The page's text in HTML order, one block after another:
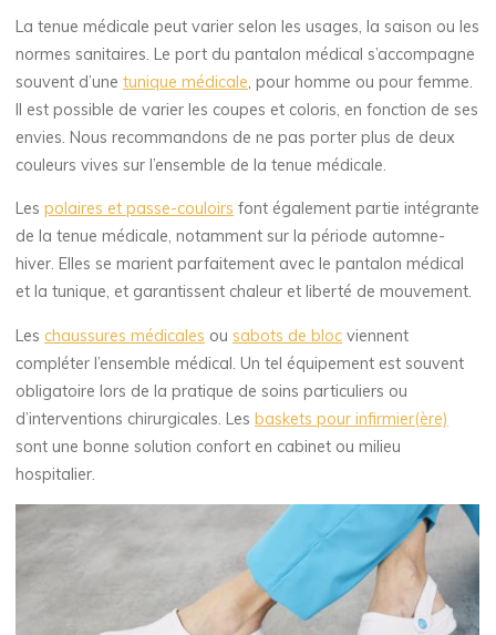
La tenue médicale peut varier selon les usages, la saison ou les
normes sanitaires. Le port du pantalon médical s’accompagne
souvent d’unetunique médicale , pour homme ou pour femme.
Il est possible de varier les coupes et coloris, en fonction de ses
envies. Nous recommandons de ne pas porter plus de deux
couleurs vives sur l’ensemble de la tenue médicale.
Lespolaires et passe-couloirs font également partie intégrante
de la tenue médicale, notamment sur la période automne-
hiver. Elles se marient parfaitement avec le pantalon médical
et la tunique, et garantissent chaleur et liberté de mouvement.
Leschaussures médicales ousabots de bloc viennent
compléter l’ensemble médical. Un tel équipement est souvent
obligatoire lors de la pratique de soins particuliers ou
d’interventions chirurgicales. Lesbaskets pour infirmier(ère)
sont une bonne solution confort en cabinet ou milieu
hospitalier.